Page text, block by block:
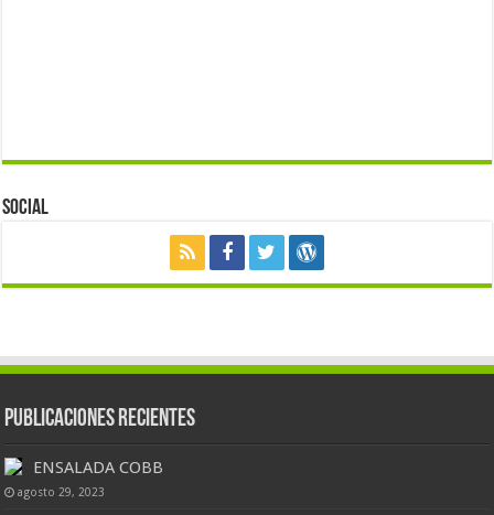
Social
Publicaciones Recientes
ENSALADA COBB
agosto 29, 2023